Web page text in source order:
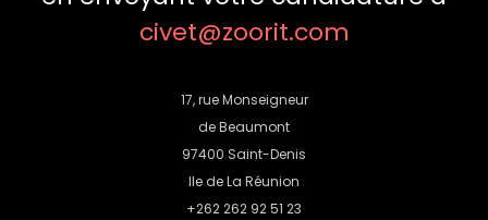
civet@zoorit.com
17, rue Monseigneur
de Beaumont
97400 Saint-Denis
Ile de La Réunion
+262 262 92 51 23